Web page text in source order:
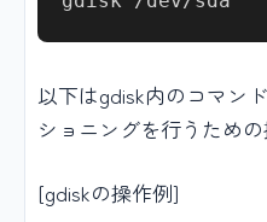
以下はgdisk内のコマン
ショニングを行うための
[gdiskの操作例]